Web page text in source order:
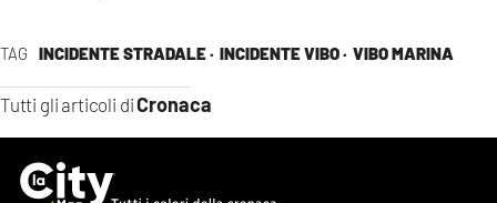
TAG INCIDENTE STRADALE · INCIDENTE VIBO · VIBO MARINA
Tutti gli articoli diCronaca